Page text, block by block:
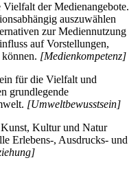
der Medienangebote.
auszuwählen
zur Mediennutzung
auf Vorstellungen,
[Medienkompetenz]
für die Vielfalt und
grundlegende
[Umweltbewusstsein]
Kultur und Natur
Erlebens-, Ausdrucks- und